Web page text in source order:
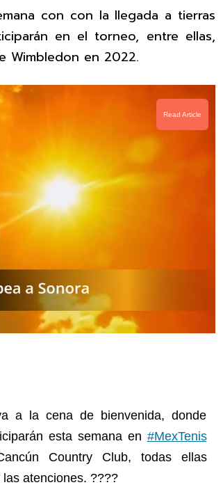
con con la llegada a tierras
en el torneo, entre ellas,
Wimbledon en 2022.
Read Article
a la cena de bienvenida, donde
esta semana en #MexTenis
Country Club, todas ellas
atenciones. ????